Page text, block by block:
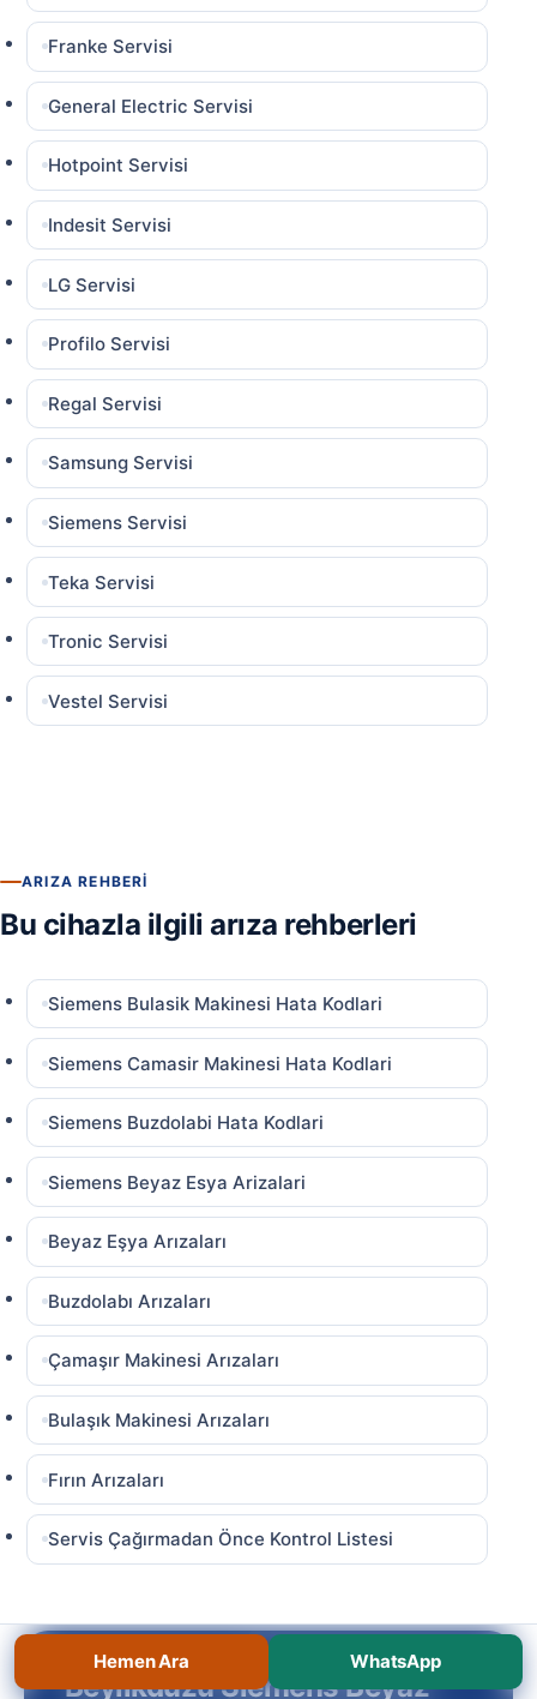
Franke Servisi
General Electric Servisi
Hotpoint Servisi
Indesit Servisi
LG Servisi
Profilo Servisi
Regal Servisi
Samsung Servisi
Siemens Servisi
Teka Servisi
Tronic Servisi
Vestel Servisi
ARIZA REHBERI
Bu cihazla ilgili arıza rehberleri
Siemens Bulasik Makinesi Hata Kodlari
Siemens Camasir Makinesi Hata Kodlari
Siemens Buzdolabi Hata Kodlari
Siemens Beyaz Esya Arizalari
Beyaz Eşya Arızaları
Buzdolabı Arızaları
Çamaşır Makinesi Arızaları
Bulaşık Makinesi Arızaları
Fırın Arızaları
Servis Çağırmadan Önce Kontrol Listesi
Beylikdüzü Siemens Beyaz
Hemen Ara WhatsApp